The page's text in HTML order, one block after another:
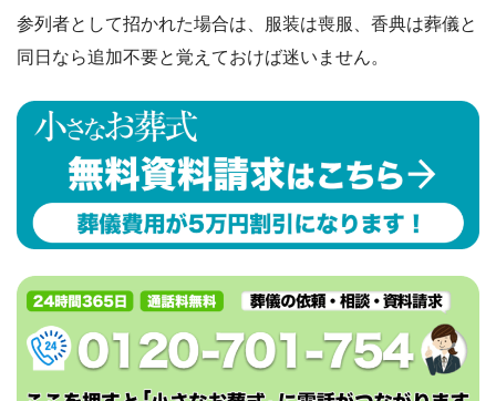
参列者として招かれた場合は、服装は喪服、香典は葬儀と
同日なら追加不要と覚えておけば迷いません。